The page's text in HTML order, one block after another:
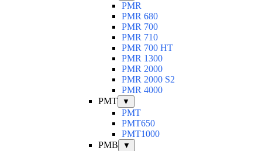
PMR
PMR 680
PMR 700
PMR 710
PMR 700 HT
PMR 1300
PMR 2000
PMR 2000 S2
PMR 4000
PMT
▼
PMT
PMT650
PMT1000
PMB
▼